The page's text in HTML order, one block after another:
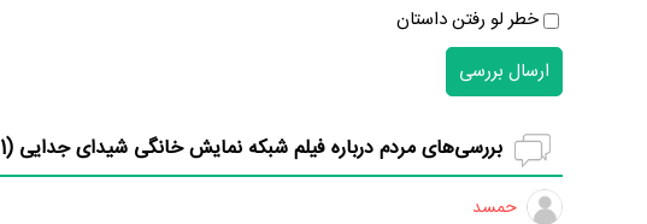
خطر لو رفتن داستان
ارسال بررسی
بررسی‌های مردم درباره فیلم شبکه نمایش خانگی شیدای جدایی (1
حمسد